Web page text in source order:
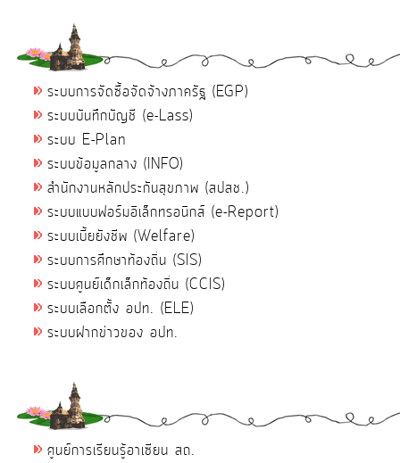
ระบบการจัดซื้อจัดจ้างภาครัฐ (EGP)
ระบบบันทึกบัญชี (e-Lass)
ระบบ E-Plan
ระบบข้อมูลกลาง (INFO)
สำนักงานหลักประกันสุขภาพ (สปสช.)
ระบบแบบฟอร์มอิเล็กทรอนิกส์ (e-Report)
ระบบเบี้ยยังชีพ (Welfare)
ระบบการศึกษาท้องถิ่น (SIS)
ระบบศูนย์เด็กเล็กท้องถิ่น (CCIS)
ระบบเลือกตั้ง อปท. (ELE)
ระบบฝากข่าวของ อปท.
ศูนย์การเรียนรู้อาเซียน สถ.